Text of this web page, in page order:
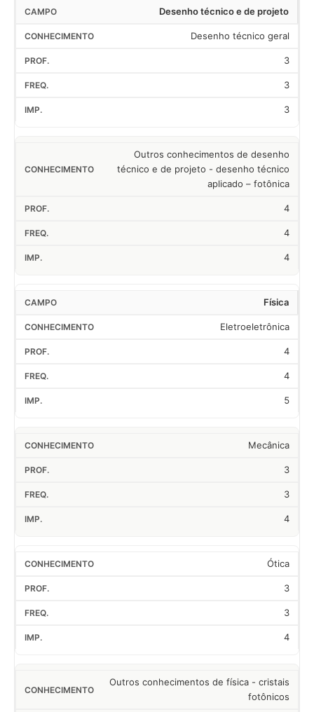
Desenho técnico e de projeto
Desenho técnico geral
3
3
3
Outros conhecimentos de desenho
técnico e de projeto - desenho técnico
aplicado – fotônica
4
4
4
Física
Eletroeletrônica
4
4
5
Mecânica
3
3
4
Ótica
3
3
4
Outros conhecimentos de física - cristais
fotônicos